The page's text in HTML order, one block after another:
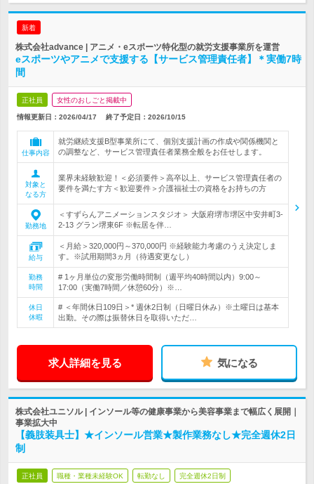
新着
株式会社advance | アニメ・eスポーツ特化型の就労支援事業所を運営
eスポーツやアニメで支援する【サービス管理責任者】＊実働7時
間
正社員 女性のおしごと掲載中
情報更新日：2026/04/17 終了予定日： 2026/10/15
仕事内容
就労継続支援B型事業所にて、個別支援計画の作成や関係機関と
の調整など、サービス管理責任者業務全般をお任せします。
対象と
なる方
業界未経験歓迎！＜必須要件＞高卒以上、サービス管理責任者の
要件を満たす方＜歓迎要件＞介護福祉士の資格をお持ちの方
勤務地
＜すずらんアニメーションスタジオ＞ 大阪府堺市堺区中安井町3-
2-13 グラン堺東6F ※転居を伴…
給与
＜月給＞320,000円～370,000円 ※経験能力考慮のうえ決定しま
す。※試用期間3ヵ月（待遇変更なし）
勤務
時間
# 1ヶ月単位の変形労働時間制（週平均40時間以内）9:00～
17:00（実働7時間／休憩60分）※…
休日
休暇
# ＜年間休日109日＞* 週休2日制（日曜日休み）※土曜日は基本
出勤。その際は振替休日を取得いただ…
求人詳細を見る 気になる
株式会社ユニソル | インソール等の健康事業から美容事業まで幅広く展開｜
事業拡大中
【義肢装具士】★インソール営業★製作業務なし★完全週休2日
制
正社員 職種・業種未経験OK 転勤なし 完全週休2日制